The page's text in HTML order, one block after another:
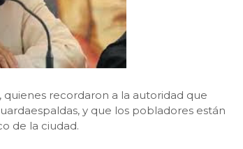
recordaron a la autoridad que
y que los pobladores están
de la ciudad.